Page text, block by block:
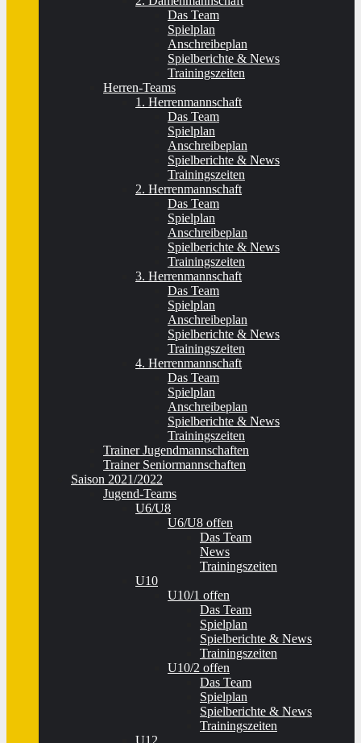
Das Team
Spielplan
Anschreibeplan
Spielberichte & News
Trainingszeiten
Herren-Teams
1. Herrenmannschaft
Das Team
Spielplan
Anschreibeplan
Spielberichte & News
Trainingszeiten
2. Herrenmannschaft
Das Team
Spielplan
Anschreibeplan
Spielberichte & News
Trainingszeiten
3. Herrenmannschaft
Das Team
Spielplan
Anschreibeplan
Spielberichte & News
Trainingszeiten
4. Herrenmannschaft
Das Team
Spielplan
Anschreibeplan
Spielberichte & News
Trainingszeiten
Trainer Jugendmannschaften
Trainer Seniormannschaften
Saison 2021/2022
Jugend-Teams
U6/U8
U6/U8 offen
Das Team
News
Trainingszeiten
U10
U10/1 offen
Das Team
Spielplan
Spielberichte & News
Trainingszeiten
U10/2 offen
Das Team
Spielplan
Spielberichte & News
Trainingszeiten
U12